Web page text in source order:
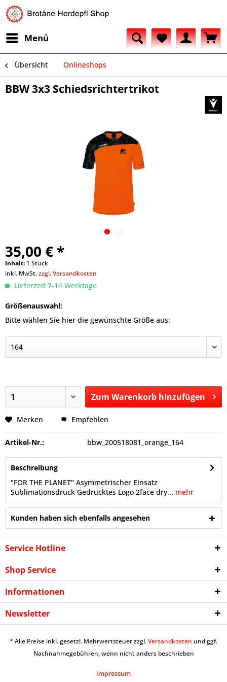
Menü
Übersicht Onlineshops
BBW 3x3 Schiedsrichtertrikot
35,00 € *
Inhalt: 1 Stück
inkl. MwSt.zzgl. Versandkosten
Lieferzeit 7-14 Werktage
Größenauswahl:
Bitte wählen Sie hier die gewünschte Größe aus:
Zum Warenkorb hinzufügen
Merken Empfehlen
Artikel-Nr.: bbw_200518081_orange_164
Beschreibung
"FOR THE PLANET" Asymmetrischer Einsatz
Sublimationsdruck Gedrucktes Logo 2face dry... mehr
Kunden haben sich ebenfalls angesehen
Service Hotline
Shop Service
Informationen
Newsletter
* Alle Preise inkl. gesetzl. Mehrwertsteuer zzgl.Versandkosten und ggf.
Nachnahmegebühren, wenn nicht anders beschrieben
Impressum